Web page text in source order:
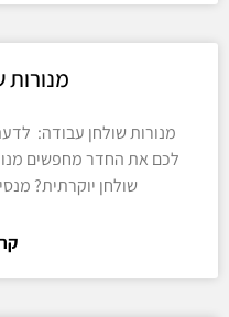
מנורות
מנורות שולחן עבודה:
לכם את החדר מחפשים
שולחן יוקרתית?